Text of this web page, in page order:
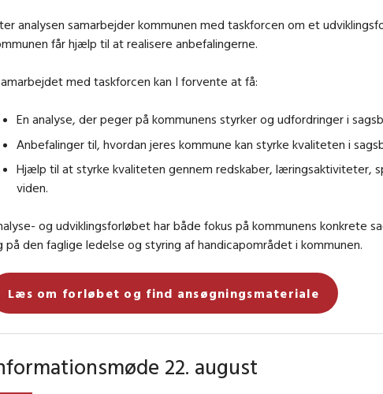
analysen samarbejder kommunen med taskforcen om et
får hjælp til at realisere anbefalingerne.
med taskforcen kan I forvente at få:
En analyse, der peger på kommunens styrker og udfordringer i
Anbefalinger til, hvordan jeres kommune kan styrke kvaliteten i
Hjælp til at styrke kvaliteten gennem redskaber, læringsaktiviteter,
viden.
og udviklingsforløbet har både fokus på kommunens konkrete
på den faglige ledelse og styring af handicapområdet i kommunen.
Læs om forløbet og find ansøgningsmateriale
22. august